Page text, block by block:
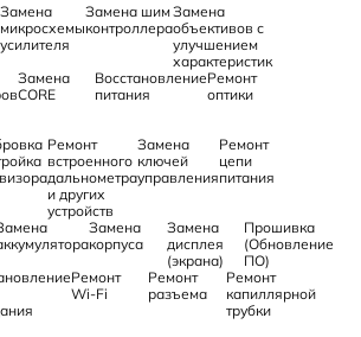
Замена
микросхемы
усилителя
Замена шим
контроллера
Замена
объективов с
улучшением
характеристик
Замена
CORE
Восстановление
питания
Ремонт
оптики
Ремонт
встроенного
дальнометра
и других
устройств
Замена
ключей
управления
Ремонт
цепи
питания
Замена
корпуса
Замена
дисплея
(экрана)
Прошивка
(Обновление
ПО)
Ремонт
Wi-Fi
Ремонт
разъема
Ремонт
капиллярной
трубки